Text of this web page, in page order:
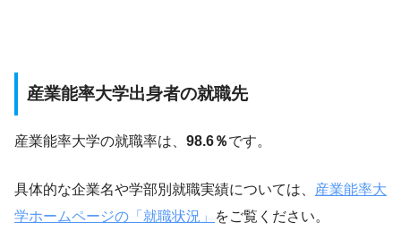
産業能率大学出身者の就職先
産業能率大学の就職率は、 98.6％です。
具体的な企業名や学部別就職実績については、 産業能率大
学ホームページの「就職状況」
をご覧ください。